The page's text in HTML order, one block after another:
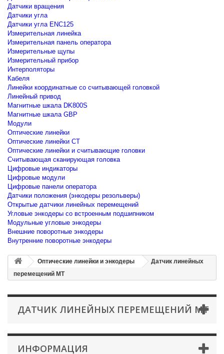
Датчики вращения
Датчики угла
Датчики угла ENC125
Измерительная линейка
Измерительная панель оператора
Измерительные щупы
Измерительный прибор
Интерполяторы
Кабеля
Линейки координатные со считывающей головкой
Линейный привод
Магнитные шкала DK800S
Магнитные шкала GBP
Модули
Оптические линейки
Оптические линейки CT
Оптические линейки и считывающие головки
Считывающая сканирующая головка
Цифровые индикаторы
Цифровые модули
Цифровые панели оператора
Датчики положения (энкодеры резольверы)
Открытые датчики линейных перемещений
Угловые энкодеры со встроенным подшипником
Модульные угловые энкодеры
Внешние поворотные энкодеры
Внутренние поворотные энкодеры
Оптические линейки и энкодеры
Датчик линейных
перемещений MT
ДАТЧИК ЛИНЕЙНЫХ ПЕРЕМЕЩЕНИЙ MT
ИНФОРМАЦИЯ